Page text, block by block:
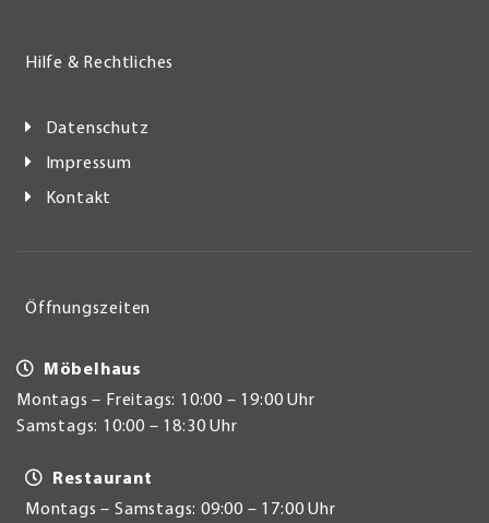
Hilfe & Rechtliches
Datenschutz
Impressum
Kontakt
Öffnungszeiten
Möbelhaus
Montags – Freitags: 10:00 – 19:00 Uhr
Samstags: 10:00 – 18:30 Uhr
Restaurant
Montags – Samstags: 09:00 – 17:00 Uhr